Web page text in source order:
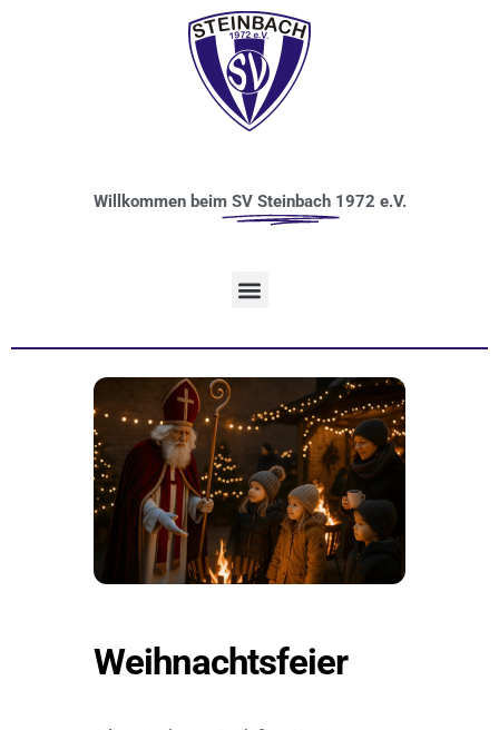
Willkommen beim SV Steinbach 1972 e.V.
Weihnachtsfeier